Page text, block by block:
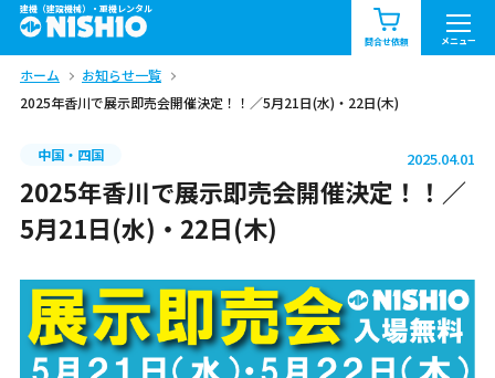
建機（建設機械）・重機レンタル
問合せ依頼 メニュー
商品一覧 お知らせ一覧
問合せ依頼リスト
北海道 東北 関東
中部 関西
九州・沖縄（外部）
ホーム
お知らせ一覧
2025年香川で展示即売会開催決定！！／5月21日(水)・22日(木)
中国・四国 2025.04.01
2025年香川で展示即売会開催決定！！／
5月21日(水)・22日(木)